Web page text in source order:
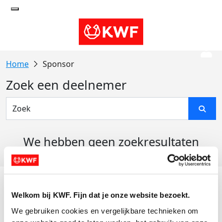
Welkom bij KWF. Fijn dat je onze website bezoekt.
We gebruiken cookies en vergelijkbare technieken om
Sponsor
Zoek een deelnemer
We hebben geen zoekresultaten
Actiematerialen
Evenementen